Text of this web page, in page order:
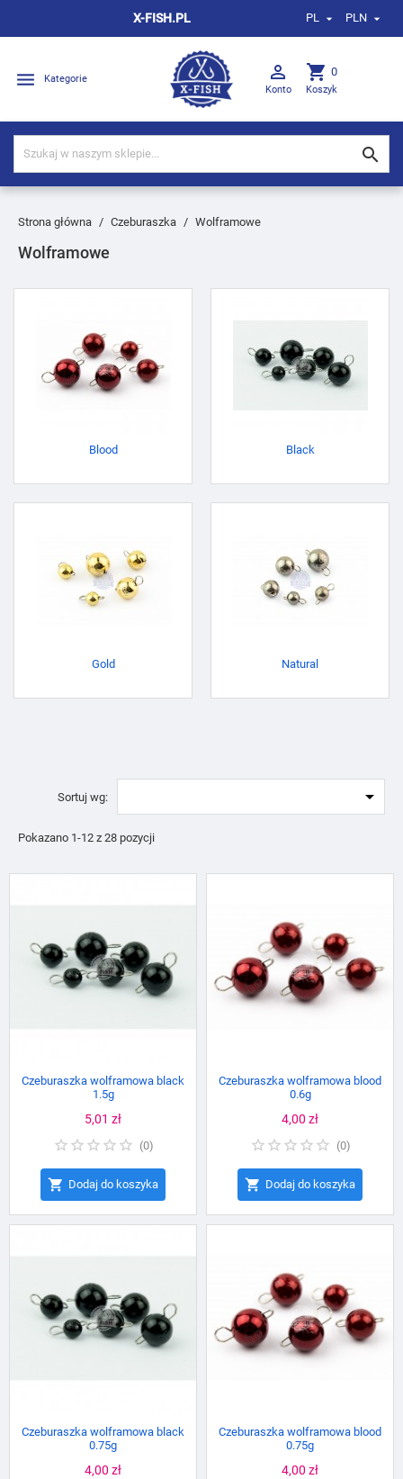
X-FISH.PL PL  PLN 
 Kategorie 
Konto
shopping_cart 0
Koszyk

Strona główna Czeburaszka Wolframowe
Wolframowe
Blood Black
Gold Natural
Sortuj wg: 
Pokazano 1-12 z 28 pozycji
Czeburaszka wolframowa black
1.5g
Cena
5,01 zł
(0)
 Dodaj do koszyka
Czeburaszka wolframowa blood
0.6g
Cena
4,00 zł
(0)
 Dodaj do koszyka
Czeburaszka wolframowa black
0.75g
Cena
4,00 zł
Czeburaszka wolframowa blood
0.75g
Cena
4,00 zł